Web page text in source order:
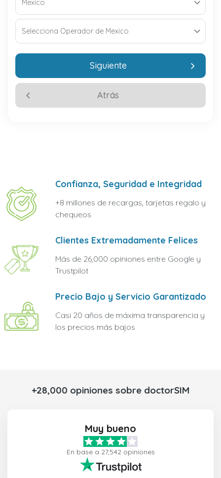
Atrás
Siguiente
Confianza, Seguridad e Integridad
+8 millones de recargas, tarjetas regalo y
chequeos
Clientes Extremadamente Felices
Más de 26,000 opiniones entre Google y
Trustpilot
Precio Bajo y Servicio Garantizado
Casi 20 años de máxima transparencia y
los precios más bajos
+28,000 opiniones sobre doctorSIM
Muy bueno
En base a 27,542 opiniones